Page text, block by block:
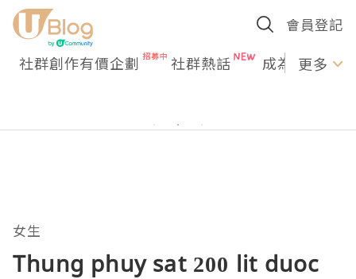
會員登記
社群創作有價企劃 社群熱話 成為U更多
女生
Thung phuy sat 200 lit duoc